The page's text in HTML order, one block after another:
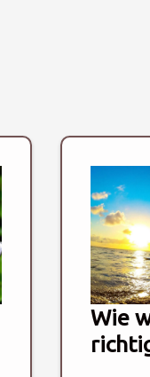
Wie